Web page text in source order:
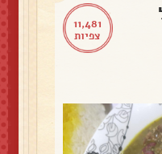
11,481
צפיות